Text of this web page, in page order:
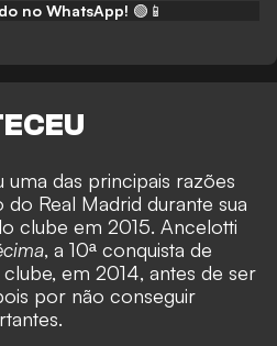
no WhatsApp! 🟢📱
das principais razões
do Real Madrid durante sua
clube em 2015. Ancelotti
, a 10ª conquista de
em 2014, antes de ser
por não conseguir